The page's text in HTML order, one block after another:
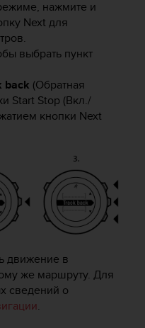
нажмите и
Next для
выбрать пункт
back (Обратная
Start Stop (Вкл./
кнопки Next
движение в
же маршруту. Для
сведений о
.